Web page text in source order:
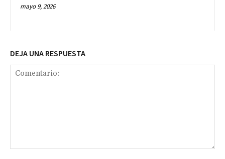
mayo 9, 2026
DEJA UNA RESPUESTA